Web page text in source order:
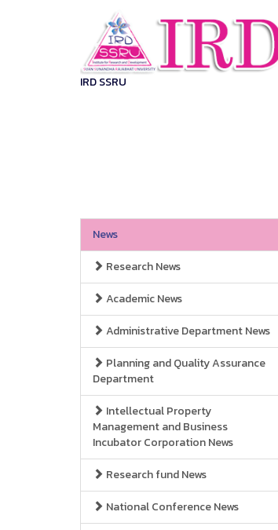
IRD SSRU
News
Research News
Academic News
Administrative Department News
Planning and Quality Assurance
Department
Intellectual Property
Management and Business
Incubator Corporation News
Research fund News
National Conference News